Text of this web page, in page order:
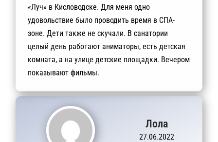
«Луч» в Кисловодске. Для меня одно
удовольствие было проводить время в СПА-
зоне. Дети также не скучали. В санатории
целый день работают аниматоры, есть детская
комната, а на улице детские площадки. Вечером
показывают фильмы.
Лола
27.06.2022